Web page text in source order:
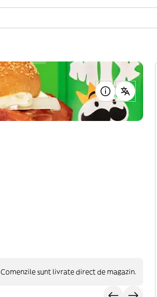
Comenzile sunt livrate direct de magazin.